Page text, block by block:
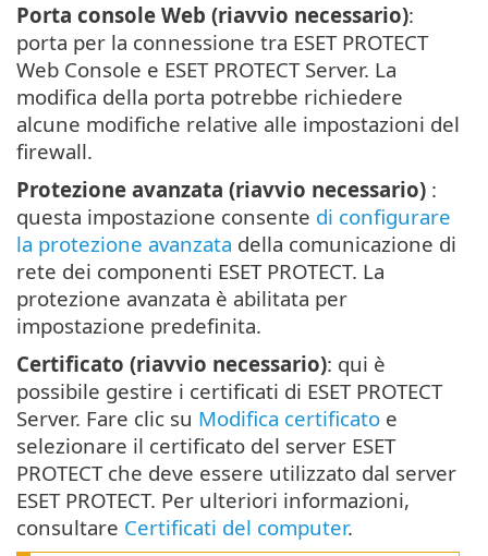
Porta console Web (riavvio necessario):
porta per la connessione tra ESET PROTECT
Web Console e ESET PROTECT Server. La
modifica della porta potrebbe richiedere
alcune modifiche relative alle impostazioni del
firewall.
Protezione avanzata (riavvio necessario) :
questa impostazione consente di configurare
la protezione avanzata della comunicazione di
rete dei componenti ESET PROTECT. La
protezione avanzata è abilitata per
impostazione predefinita.
Certificato (riavvio necessario): qui è
possibile gestire i certificati di ESET PROTECT
Server. Fare clic su Modifica certificato e
selezionare il certificato del server ESET
PROTECT che deve essere utilizzato dal server
ESET PROTECT. Per ulteriori informazioni,
consultare Certificati del computer.